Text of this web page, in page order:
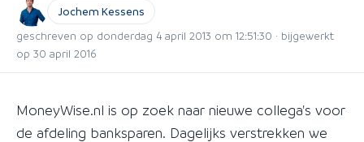
Jochem Kessens
geschreven op donderdag 4 april 2013 om 12:51:30 · bijgewerkt
op 30 april 2016
MoneyWise.nl is op zoek naar nieuwe collega's voor
de afdeling banksparen. Dagelijks verstrekken we